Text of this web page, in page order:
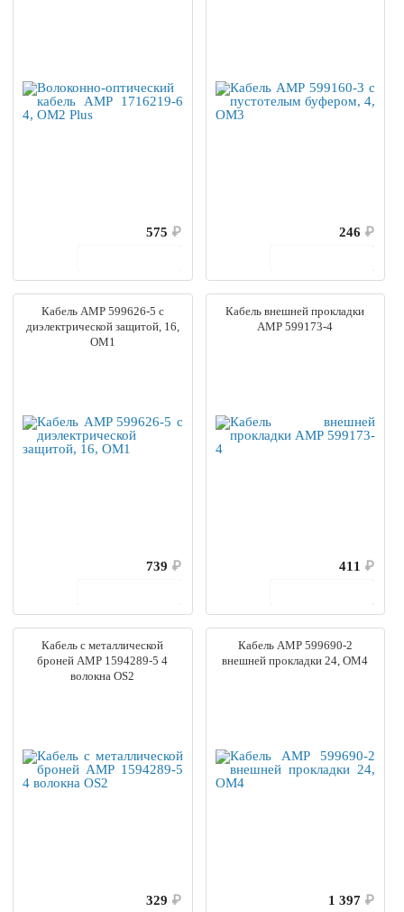
575 ₽
246 ₽
Кабель AMP 599626-5 с
диэлектрической защитой, 16,
OM1
739 ₽
Кабель внешней прокладки
AMP 599173-4
411 ₽
Кабель с металлической
броней AMP 1594289-5 4
волокна OS2
329 ₽
Кабель AMP 599690-2
внешней прокладки 24, OM4
1 397 ₽